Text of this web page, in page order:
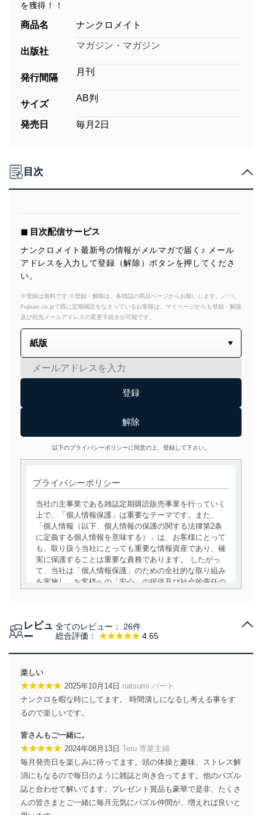
を獲得！！
商品名 ナンクロメイト
出版社
マガジン・マガジン
発行間隔
月刊
サイズ
AB判
発売日 毎月2日
目次
◼︎ 目次配信サービス
ナンクロメイト最新号の情報がメルマガで届く♪ メール
アドレスを入力して登録（解除）ボタンを押してくださ
い。
※登録は無料です ※登録・解除は、各雑誌の商品ページからお願いします。／~＼
Fujisan.co.jpで既に定期購読をなさっているお客様は、マイページからも登録・解除
及び宛先メールアドレスの変更手続きが可能です。
以下のプライバシーポリシーに同意の上、登録して下さい。
プライバシーポリシー
当社の主事業である雑誌定期購読販売事業を行っていく
上で、「個人情報保護」は重要なテーマです。また、
「個人情報（以下、個人情報の保護の関する法律第2条
に定義する個人情報を意味する）」は、お客様にとって
も、取り扱う当社にとっても重要な情報資産であり、確
実に保護することは重要な責務であります。 したがっ
て、当社は「個人情報保護」のための全社的な取り組み
を実施し、お客様への「安心」の提供及び社会的責任の
当社は、個人情報の取得・利用・提供に際して、その利
得・利用・提供を行います。また、当社が保有している
個人情報は、同意を得ずに目的外利用、第三者への提
供・開示は行いません。当社においてはこれらの取り組
みを確実にするため、従業者等の教育を徹底してまいり
ます。また、目的外利用を行わないために、適切な管理
法令遵守
当社は、個人情報に関連する法令、国が定める指針及び
その他の規範を遵守します。また、当社の管理の仕組み
に、これらの法令及びその他の規範を常に適合させま
す。
レビュ
ー
総合評価： ★★★★★ 4.65
全てのレビュー： 26件
楽しい
★★★★★ 2025年10月14日 natsumi パート
ナンクロを暇な時にしてます。 時間潰しになるし考える事をす
るので楽しいです。
皆さんもご一緒に。
★★★★★ 2024年08月13日 Teru 専業主婦
毎月発売日を楽しみに待ってます。頭の体操と趣味、ストレス解
消にもなるので毎日のように雑誌と向き合ってます。他のパズル
誌と合わせて解いてます。プレゼント賞品も豪華で是非、たくさ
んの皆さまとご一緒に毎月元気にパズル仲間が、増えれば良いと